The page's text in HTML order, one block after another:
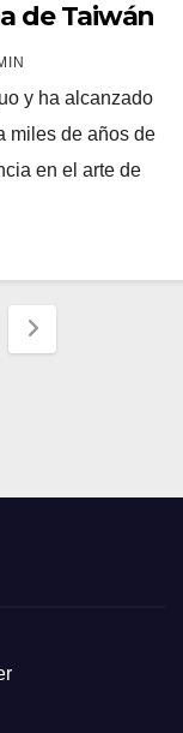
de Taiwán
y ha alcanzado
miles de años de
en el arte de